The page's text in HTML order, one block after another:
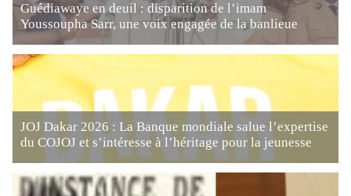
Guédiawaye en deuil : disparition de l’imam
Youssoupha Sarr, une voix engagée de la banlieue
JOJ Dakar 2026 : La Banque mondiale salue l’expertise
du COJOJ et s’intéresse à l’héritage pour la jeunesse